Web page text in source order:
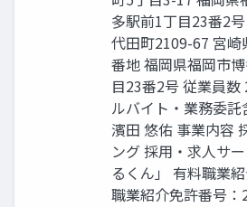
多駅前1丁目23番2
代田町2109-67 宮
番地 福岡県福岡市
目23番2号 従業員
ルバイト・業務委
濱田 悠佑 事業内容
ング 採用・求人サ
るくん」 有料職業
職業紹介免許番号